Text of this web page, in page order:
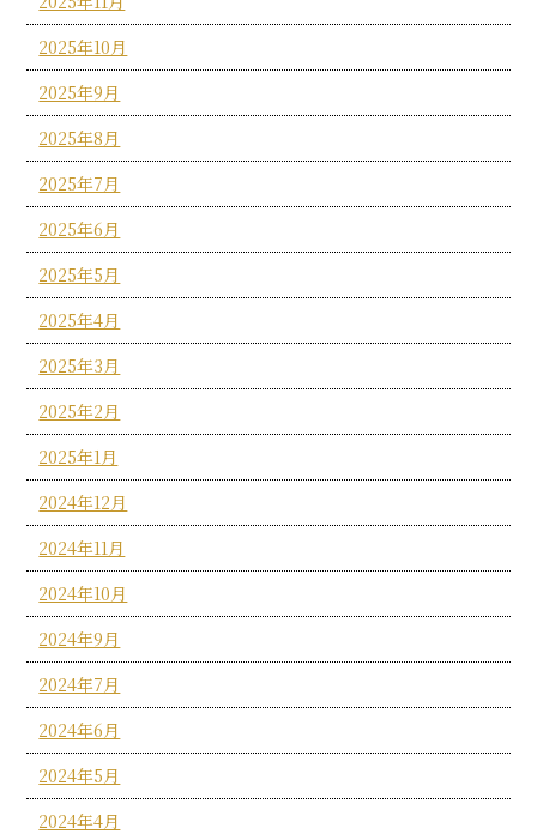
2025年10月
2025年9月
2025年8月
2025年7月
2025年6月
2025年5月
2025年4月
2025年3月
2025年2月
2025年1月
2024年12月
2024年11月
2024年10月
2024年9月
2024年7月
2024年6月
2024年5月
2024年4月